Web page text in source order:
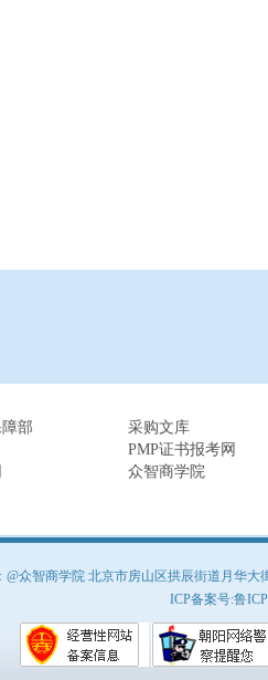
部
采购文库
PMP证书报考网
众智商学院
@众智商学院 北京市房山区拱辰街道月华
ICP备案号:鲁